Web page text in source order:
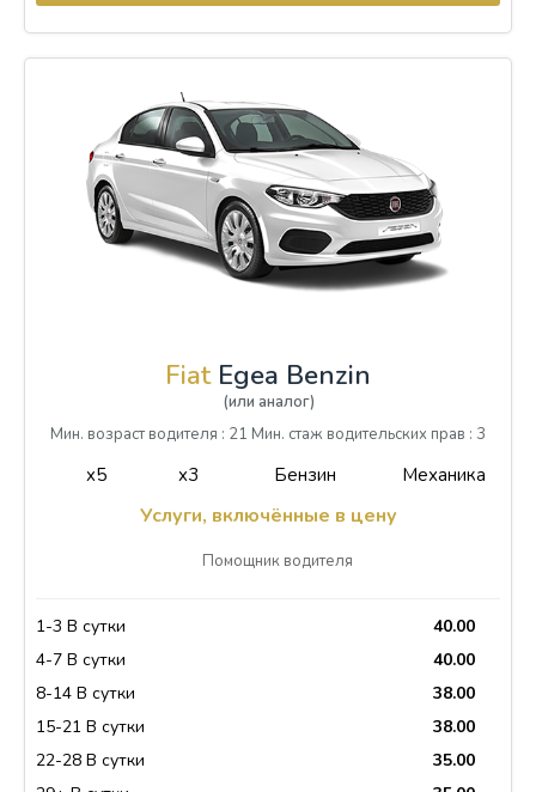
FiatEgea Benzin
(или аналог)
Мин. возраст водителя : 21 Мин. стаж водительских прав : 3
x5 x3 Бензин Механика
Услуги, включённые в цену
Помощник водителя
1-3 В сутки
40.00
4-7 В сутки
40.00
8-14 В сутки
38.00
15-21 В сутки
38.00
22-28 В сутки
35.00